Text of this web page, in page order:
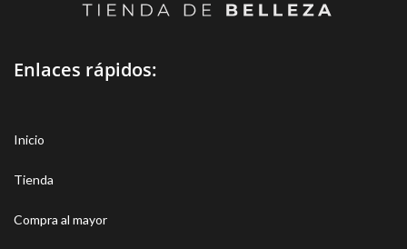
Enlaces rápidos:
Inicio
Tienda
Compra al mayor